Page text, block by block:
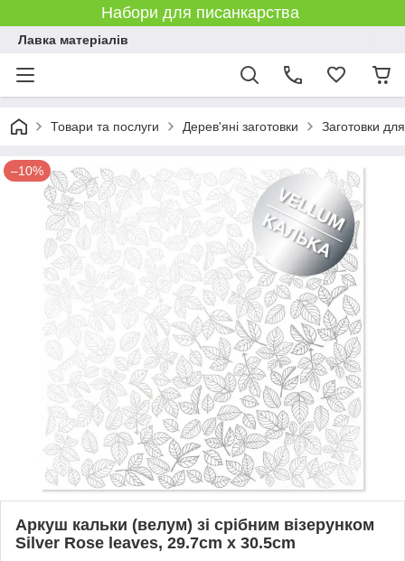
Набори для писанкарства
Лавка матеріалів
Товари та послуги Дерев'яні заготовки Заготовки
–10%
Аркуш кальки (велум) зі срібним візерунком
Silver Rose leaves, 29.7cm x 30.5cm